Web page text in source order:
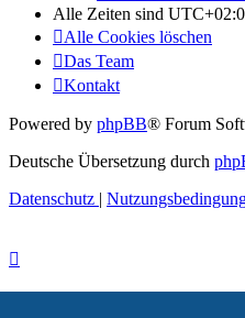
Alle Zeiten sind
Alle Cookies löschen
Das Team
Kontakt
Powered by phpBB® Forum
Deutsche Übersetzung durch
Datenschutz |